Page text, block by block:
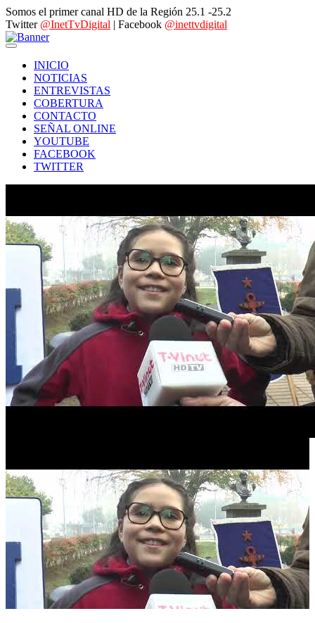
Somos el primer canal HD de la Región 25.1 -25.2
Twitter @InetTvDigital | Facebook @inettvdigital
INICIO
NOTICIAS
ENTREVISTAS
COBERTURA
CONTACTO
SEÑAL ONLINE
YOUTUBE
FACEBOOK
TWITTER